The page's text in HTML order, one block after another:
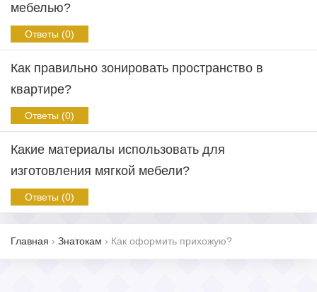
мебелью?
Ответы (0)
Как правильно зонировать пространство в
квартире?
Ответы (0)
Какие материалы использовать для
изготовления мягкой мебели?
Ответы (0)
Главная › Знатокам › Как оформить прихожую?